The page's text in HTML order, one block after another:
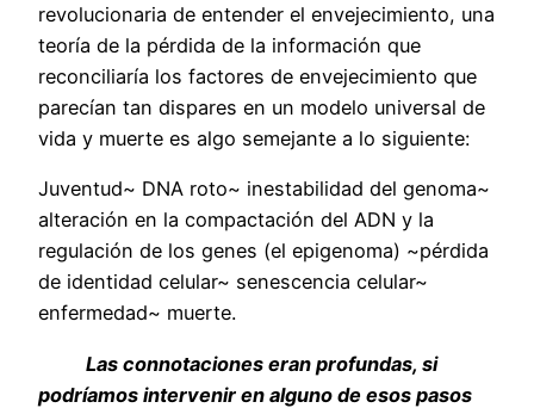
revolucionaria de entender el envejecimiento, una
teoría de la pérdida de la información que
reconciliaría los factores de envejecimiento que
parecían tan dispares en un modelo universal de
vida y muerte es algo semejante a lo siguiente:
Juventud~ DNA roto~ inestabilidad del genoma~
alteración en la compactación del ADN y la
regulación de los genes (el epigenoma) ~pérdida
de identidad celular~ senescencia celular~
enfermedad~ muerte.
Las connotaciones eran profundas, si
podríamos intervenir en alguno de esos pasos